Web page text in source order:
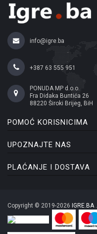
info@igre.ba
+387 63 555 951
PONUDA MP d.o.o.
Fra Didaka Buntića 26
88220 Široki Brijeg, BiH
POMOĆ KORISNICIMA
UPOZNAJTE NAS
PLAĆANJE I DOSTAVA
Copyright © 2019-2026 IGRE.BA